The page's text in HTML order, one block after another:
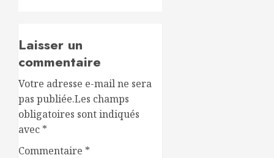
Laisser un
commentaire
Votre adresse e-mail ne sera
pas publiée.Les champs
obligatoires sont indiqués
avec *
Commentaire *